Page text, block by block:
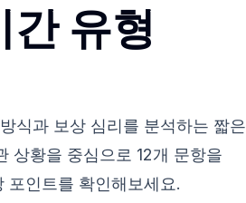
간 유형
식과 보상 심리를 분석하는 짧은
상황을 중심으로 12개 문항을
포인트를 확인해보세요.